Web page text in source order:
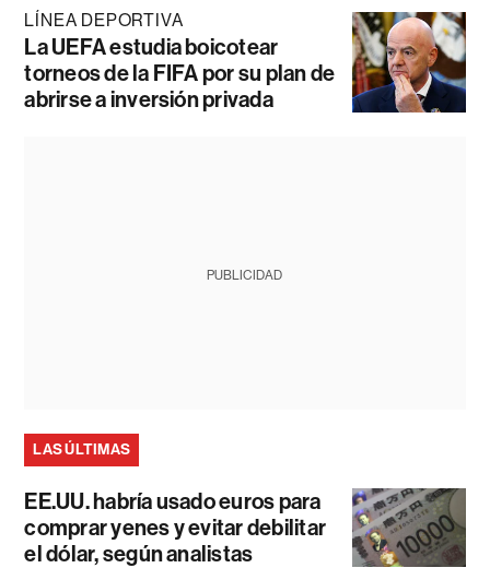
LÍNEA DEPORTIVA
La UEFA estudia boicotear
torneos de la FIFA por su plan de
abrirse a inversión privada
PUBLICIDAD
LAS ÚLTIMAS
EE.UU. habría usado euros para
comprar yenes y evitar debilitar
el dólar, según analistas